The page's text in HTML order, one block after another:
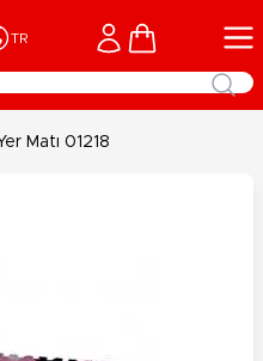
TR Cart
Matı 01218